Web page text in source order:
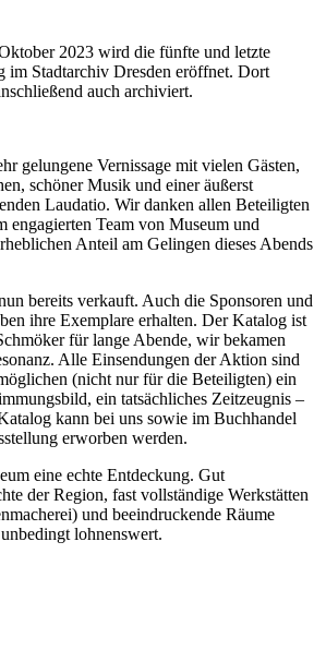
2023 wird die fünfte und letzte
im Stadtarchiv Dresden eröffnet. Dort
auch archiviert.
gelungene Vernissage mit vielen Gästen,
schöner Musik und einer äußerst
Laudatio. Wir danken allen Beteiligten
engagierten Team von Museum und
Anteil am Gelingen dieses Abends
bereits verkauft. Auch die Sponsoren und
ihre Exemplare erhalten. Der Katalog ist
für lange Abende, wir bekamen
Alle Einsendungen der Aktion sind
(nicht nur für die Beteiligten) ein
ein tatsächliches Zeitzeugnis –
kann bei uns sowie im Buchhandel
erworben werden.
eine echte Entdeckung. Gut
der Region, fast vollständige Werkstätten
und beeindruckende Räume
lohnenswert.